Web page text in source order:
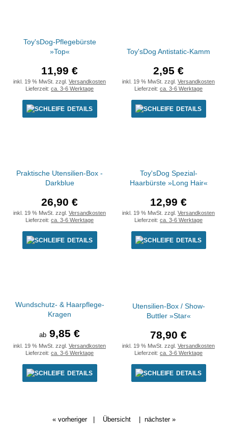
Toy'sDog-Pflegebürste
»Top«
11,99 €
inkl. 19 % MwSt. zzgl. Versandkosten
Lieferzeit: ca. 3-6 Werktage
DETAILS
Toy'sDog Antistatic-Kamm
2,95 €
inkl. 19 % MwSt. zzgl. Versandkosten
Lieferzeit: ca. 3-6 Werktage
DETAILS
Praktische Utensilien-Box -
Darkblue
26,90 €
inkl. 19 % MwSt. zzgl. Versandkosten
Lieferzeit: ca. 3-6 Werktage
DETAILS
Toy'sDog Spezial-
Haarbürste »Long Hair«
12,99 €
inkl. 19 % MwSt. zzgl. Versandkosten
Lieferzeit: ca. 3-6 Werktage
DETAILS
Wundschutz- & Haarpflege-
Kragen
ab 9,85 €
inkl. 19 % MwSt. zzgl. Versandkosten
Lieferzeit: ca. 3-6 Werktage
DETAILS
Utensilien-Box / Show-
Buttler »Star«
78,90 €
inkl. 19 % MwSt. zzgl. Versandkosten
Lieferzeit: ca. 3-6 Werktage
DETAILS
« vorheriger| Übersicht nächster »